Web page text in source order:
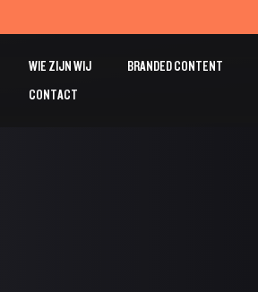
WIE ZIJN WIJ BRANDED CONTENT
CONTACT